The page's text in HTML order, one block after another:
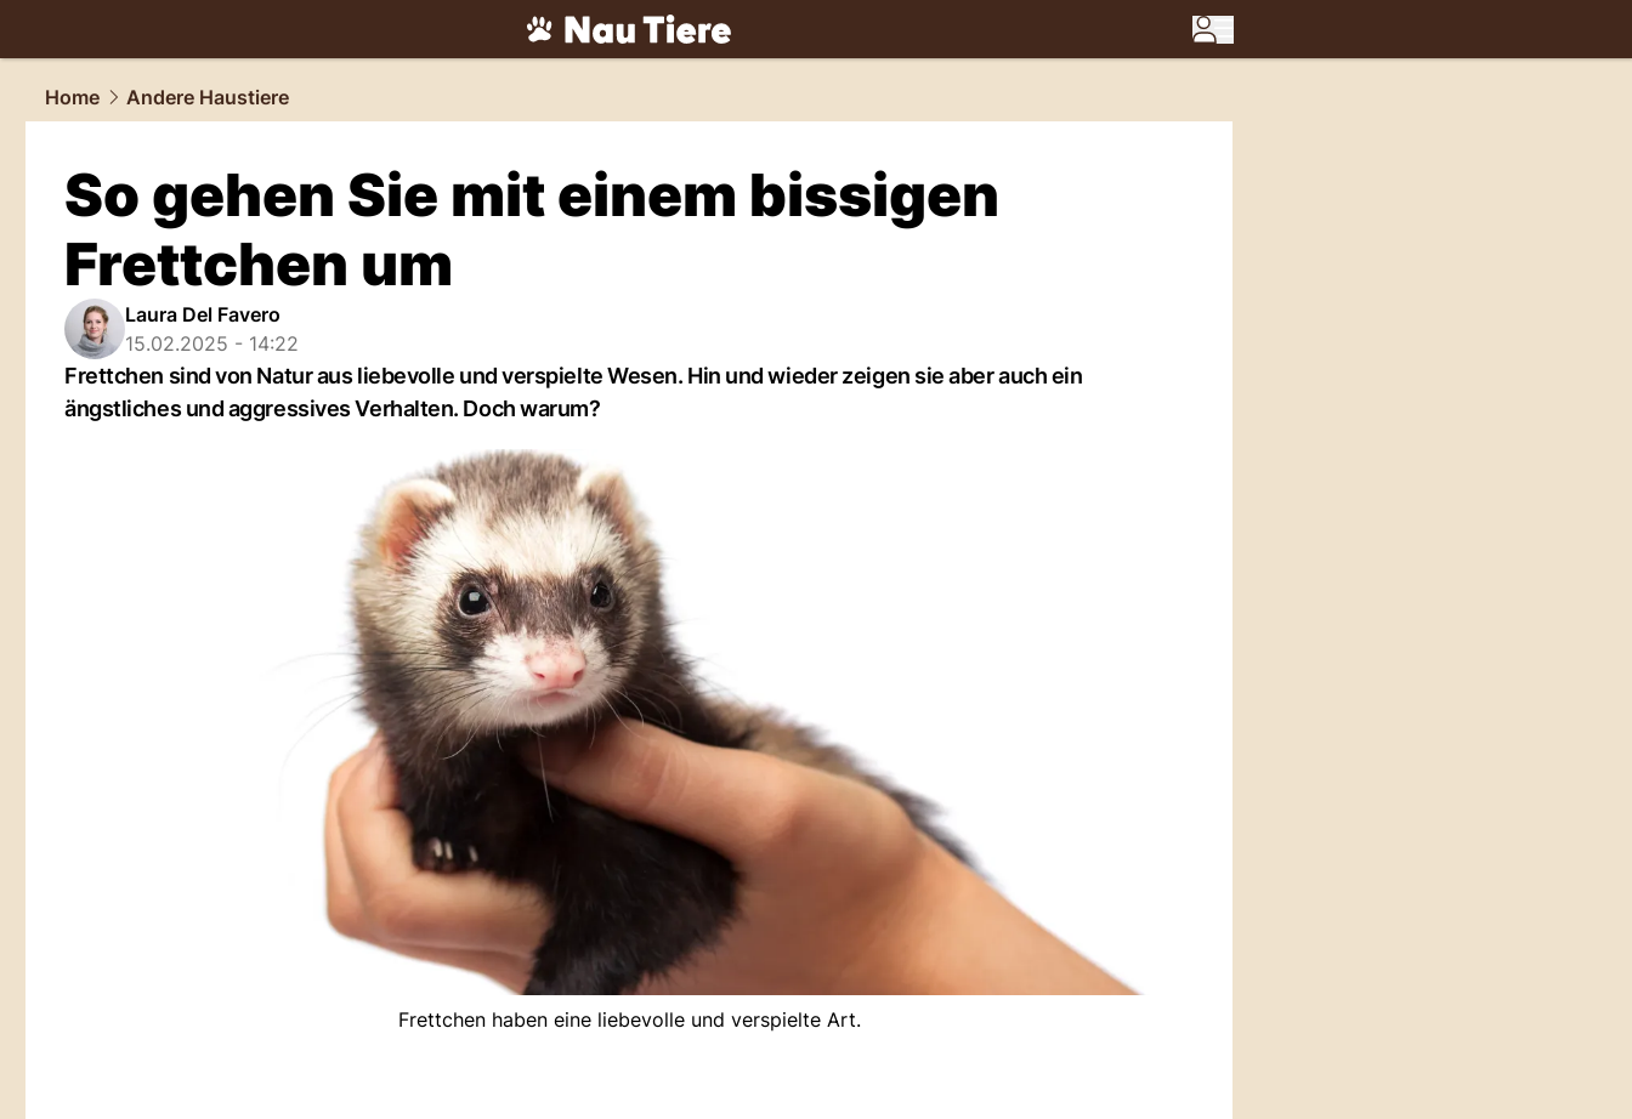
tiere.NAU.ch
Home
Andere Haustiere
So gehen Sie mit einem bissigen
Frettchen um
Laura Del Favero
15.02.2025 - 14:22
Frettchen sind von Natur aus liebevolle und verspielte Wesen. Hin und wieder zeigen sie aber auch ein
ängstliches und aggressives Verhalten. Doch warum?
Frettchen haben eine liebevolle und verspielte Art.